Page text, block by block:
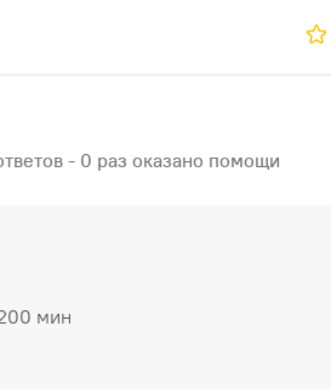
- 0 раз оказано помощи
мин